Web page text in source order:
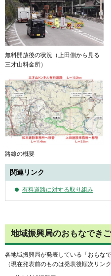
無料開放後の状況（上田側から見る
三才山料金所）
路線の概要
関連リンク
有料道路に対する取り組み
地域振興局のおもなでき
各地域振興局が発表している「おもな
（現在発表前のものは発表後順次リン